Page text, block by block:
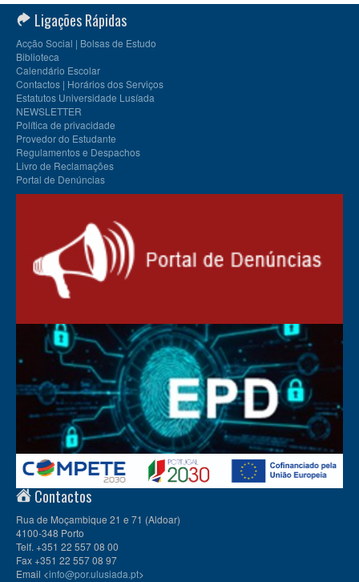
Ligações Rápidas
Acção Social | Bolsas de Estudo
Biblioteca
Calendário Escolar
Contactos | Horários dos Serviços
Estatutos Universidade Lusíada
NEWSLETTER
Política de privacidade
Provedor do Estudante
Regulamentos e Despachos
Livro de Reclamações
Portal de Denúncias
Contactos
Rua de Moçambique 21 e 71 (Aldoar)
4100-348 Porto
Telf. +351 22 557 08 00
Fax +351 22 557 08 97
Email <info@por.ulusiada.pt>